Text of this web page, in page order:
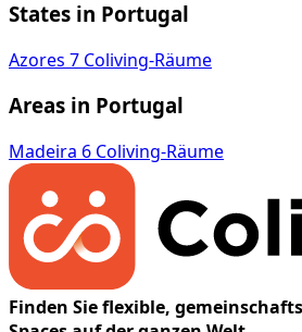
States in Portugal
Azores 7 Coliving-Räume
Areas in Portugal
Madeira 6 Coliving-Räume
Finden Sie flexible,